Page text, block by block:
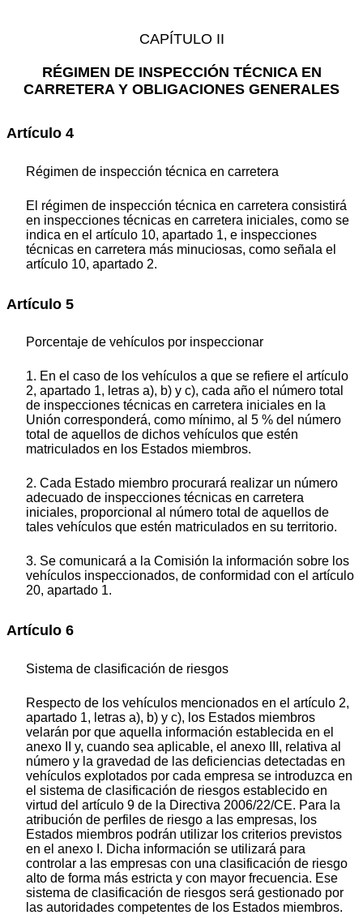
CAPÍTULO II
RÉGIMEN DE INSPECCIÓN TÉCNICA EN
CARRETERA Y OBLIGACIONES GENERALES
Artículo 4
Régimen de inspección técnica en carretera
El régimen de inspección técnica en carretera consistirá
en inspecciones técnicas en carretera iniciales, como se
indica en el artículo 10, apartado 1, e inspecciones
técnicas en carretera más minuciosas, como señala el
artículo 10, apartado 2.
Artículo 5
Porcentaje de vehículos por inspeccionar
1. En el caso de los vehículos a que se refiere el artículo
2, apartado 1, letras a), b) y c), cada año el número total
de inspecciones técnicas en carretera iniciales en la
Unión corresponderá, como mínimo, al 5 % del número
total de aquellos de dichos vehículos que estén
matriculados en los Estados miembros.
2. Cada Estado miembro procurará realizar un número
adecuado de inspecciones técnicas en carretera
iniciales, proporcional al número total de aquellos de
tales vehículos que estén matriculados en su territorio.
3. Se comunicará a la Comisión la información sobre los
vehículos inspeccionados, de conformidad con el artículo
20, apartado 1.
Artículo 6
Sistema de clasificación de riesgos
Respecto de los vehículos mencionados en el artículo 2,
apartado 1, letras a), b) y c), los Estados miembros
velarán por que aquella información establecida en el
anexo II y, cuando sea aplicable, el anexo III, relativa al
número y la gravedad de las deficiencias detectadas en
vehículos explotados por cada empresa se introduzca en
el sistema de clasificación de riesgos establecido en
virtud del artículo 9 de la Directiva 2006/22/CE. Para la
atribución de perfiles de riesgo a las empresas, los
Estados miembros podrán utilizar los criterios previstos
en el anexo I. Dicha información se utilizará para
controlar a las empresas con una clasificación de riesgo
alto de forma más estricta y con mayor frecuencia. Ese
sistema de clasificación de riesgos será gestionado por
las autoridades competentes de los Estados miembros.